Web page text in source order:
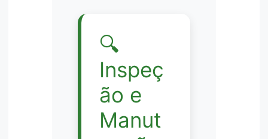
🔍
Inspeç
ão e
Manut